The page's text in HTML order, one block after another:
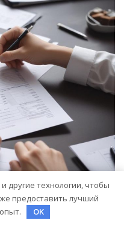
другие технологии, чтобы
предоставить лучший
OK